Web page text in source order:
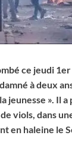
ce jeudi
à deux
jeunesse ». Il
viols, dans
en haleine le